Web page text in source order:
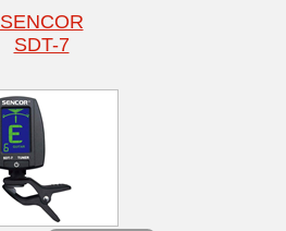
SENCOR
SDT-7